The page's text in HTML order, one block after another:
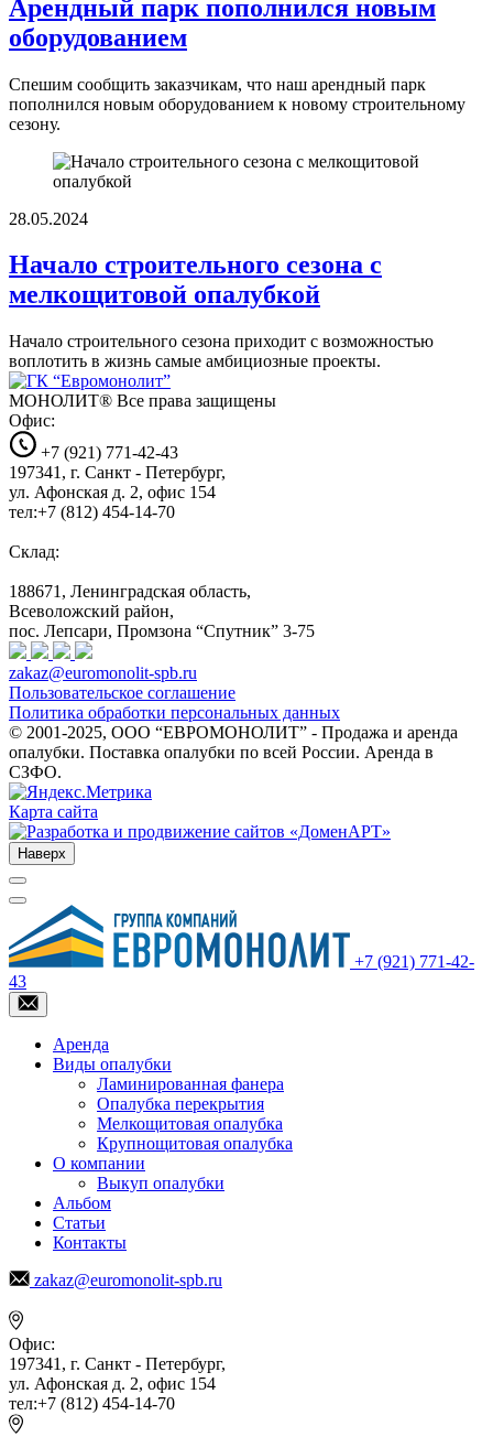
Арендный парк пополнился новым
оборудованием
Спешим сообщить заказчикам, что наш арендный парк
пополнился новым оборудованием к новому строительному
сезону.
28.05.2024
Начало строительного сезона с
мелкощитовой опалубкой
Начало строительного сезона приходит с возможностью
воплотить в жизнь самые амбициозные проекты.
МОНОЛИТ® Все права защищены
Офис:
+7 (921) 771-42-43
197341, г. Санкт - Петербург,
ул. Афонская д. 2, офис 154
тел:+7 (812) 454-14-70
Склад:
188671, Ленинградская область,
Всеволожский район,
пос. Лепсари, Промзона “Спутник” 3-75
zakaz@euromonolit-spb.ru
Пользовательское соглашение
Политика обработки персональных данных
© 2001-2025, ООО “ЕВРОМОНОЛИТ” - Продажа и аренда
опалубки. Поставка опалубки по всей России. Аренда в
СЗФО.
Карта сайта
Наверх
+7 (921) 771-42-
43
Аренда
Виды опалубки
Ламинированная фанера
Опалубка перекрытия
Мелкощитовая опалубка
Крупнощитовая опалубка
О компании
Выкуп опалубки
Альбом
Статьи
Контакты
zakaz@euromonolit-spb.ru
Офис:
197341, г. Санкт - Петербург,
ул. Афонская д. 2, офис 154
тел:+7 (812) 454-14-70